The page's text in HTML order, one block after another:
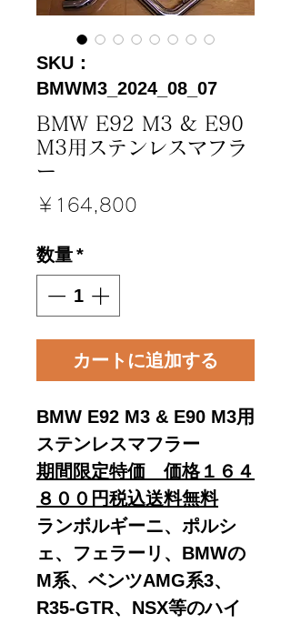
SKU：
BMWM3_2024_08_07
BMW E92 M3 & E90
M3用ステンレスマフラ
ー
￥164,800
数量*
カートに追加する
BMW E92 M3 & E90 M3用
ステンレスマフラー
期間限定特価 価格１６４
８００円税込送料無料
ランボルギーニ、ポルシ
ェ、フェラーリ、BMWの
M系、ベンツAMG系3、
R35-GTR、NSX等のハイ